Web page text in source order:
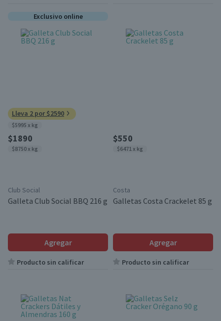
Exclusivo online
Lleva 2 por $2590
$5995 x kg
$1890
$8750 x kg
Club Social
Galleta Club Social BBQ 216 g
Agregar
Producto sin calificar
$550
$6471 x kg
Costa
Galletas Costa Crackelet 85 g
Agregar
Producto sin calificar